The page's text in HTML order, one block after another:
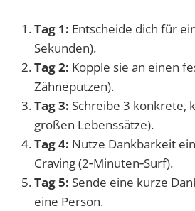
Tag 1: Entscheide dich für
Sekunden).
Tag 2: Kopple sie an einen
Zähneputzen).
Tag 3: Schreibe 3 konkrete,
großen Lebenssätze).
Tag 4: Nutze Dankbarkeit
Craving (2‑Minuten‑Surf).
Tag 5: Sende eine kurze
eine Person.